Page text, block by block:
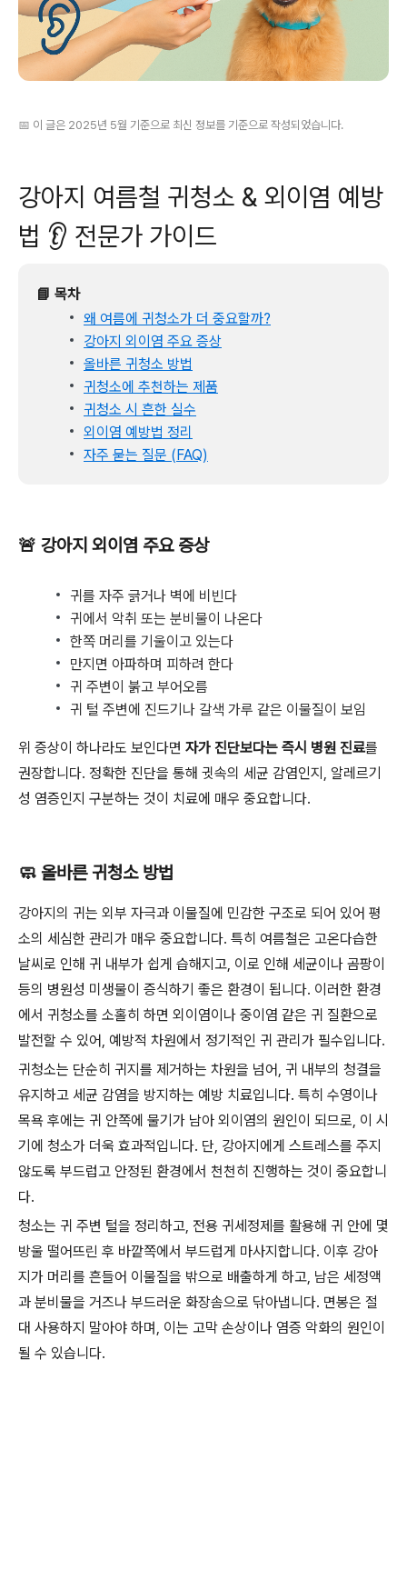
📅 이 글은 2025년 5월 기준으로 최신 정보를 기준으로 작성되었습니다.
강아지 여름철 귀청소 & 외이염 예방
법 👂 전문가 가이드
📘 목차
왜 여름에 귀청소가 더 중요할까?
강아지 외이염 주요 증상
올바른 귀청소 방법
귀청소에 추천하는 제품
귀청소 시 흔한 실수
외이염 예방법 정리
자주 묻는 질문 (FAQ)
🚨 강아지 외이염 주요 증상
귀를 자주 긁거나 벽에 비빈다
귀에서 악취 또는 분비물이 나온다
한쪽 머리를 기울이고 있는다
만지면 아파하며 피하려 한다
귀 주변이 붉고 부어오름
귀 털 주변에 진드기나 갈색 가루 같은 이물질이 보임
위 증상이 하나라도 보인다면 자가 진단보다는 즉시 병원 진료를
권장합니다. 정확한 진단을 통해 귓속의 세균 감염인지, 알레르기
성 염증인지 구분하는 것이 치료에 매우 중요합니다.
🧼 올바른 귀청소 방법
강아지의 귀는 외부 자극과 이물질에 민감한 구조로 되어 있어 평
소의 세심한 관리가 매우 중요합니다. 특히 여름철은 고온다습한
날씨로 인해 귀 내부가 쉽게 습해지고, 이로 인해 세균이나 곰팡이
등의 병원성 미생물이 증식하기 좋은 환경이 됩니다. 이러한 환경
에서 귀청소를 소홀히 하면 외이염이나 중이염 같은 귀 질환으로
발전할 수 있어, 예방적 차원에서 정기적인 귀 관리가 필수입니다.
귀청소는 단순히 귀지를 제거하는 차원을 넘어, 귀 내부의 청결을
유지하고 세균 감염을 방지하는 예방 치료입니다. 특히 수영이나
목욕 후에는 귀 안쪽에 물기가 남아 외이염의 원인이 되므로, 이 시
기에 청소가 더욱 효과적입니다. 단, 강아지에게 스트레스를 주지
않도록 부드럽고 안정된 환경에서 천천히 진행하는 것이 중요합니
다.
청소는 귀 주변 털을 정리하고, 전용 귀세정제를 활용해 귀 안에 몇
방울 떨어뜨린 후 바깥쪽에서 부드럽게 마사지합니다. 이후 강아
지가 머리를 흔들어 이물질을 밖으로 배출하게 하고, 남은 세정액
과 분비물을 거즈나 부드러운 화장솜으로 닦아냅니다. 면봉은 절
대 사용하지 말아야 하며, 이는 고막 손상이나 염증 악화의 원인이
될 수 있습니다.